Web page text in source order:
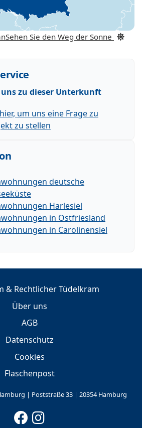
Sehen Sie den Weg der Sonne
uns zu dieser Unterkunft
um uns eine Frage zu
zu stellen
deutsche
Harlesiel
in Ostfriesland
in Carolinensiel
& Rechtlicher Tüdelkram
Über uns
AGB
Datenschutz
Cookies
Flaschenpost
| Poststraße 33 | 20354 Hamburg